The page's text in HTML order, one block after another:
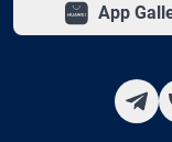
App